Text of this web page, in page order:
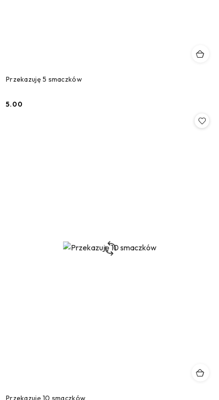
Przekazuję 5 smaczków
Cena:
5.00
Przekazuję 10 smaczków